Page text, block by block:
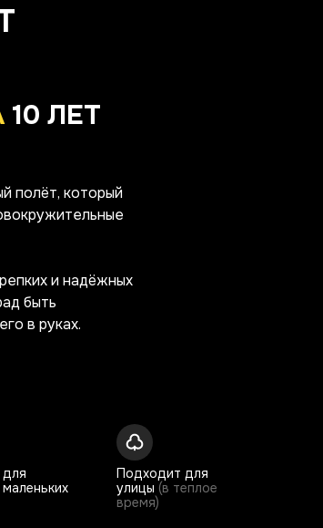
10 ЛЕТ
полёт, который
и надёжных
быть
в руках.
Подходит для
улицы (в теплое
время)